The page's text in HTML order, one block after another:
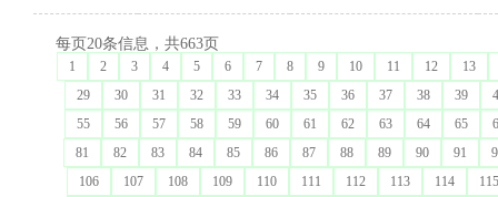
每页20条信息，共663页
1 2 3 4 5 6 7 8 9 10 11 12
13
29
30 31 32 33 34 35 36 37 38 39
55
56 57 58 59 60 61 62 63 64 65
81
82 83 84 85 86 87 88 89 90 91
106
107 108 109 110 111 112 113 114
115